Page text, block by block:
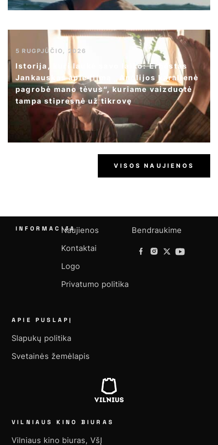
5 RUGPJŪČIO, 2026
Istorija, kuri laukė savo laiko: Ernestas
Jankauskas apie filmą „Anglijos karalienė
pagrobė mano tėvus“, kuriame vaizduotė
tampa stipresnė už tikrovę
VISOS NAUJIENOS
INFORMACIJANaujienos
Kontaktai
Logo
Privatumo politika
Bendraukime
APIE PUSLAPĮ
Slapukų politika
Svetainės žemėlapis
VILNIAUS KINO BIURAS
Vilniaus kino biuras, VšĮ